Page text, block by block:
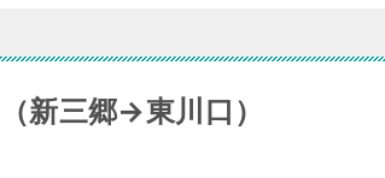
新三郷→東川口）